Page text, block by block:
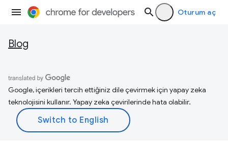
Oturum aç
Blog
Google, içerikleri tercih ettiğiniz dile çevirmek için yapay zeka
teknolojisini kullanır. Yapay zeka çevirilerinde hata olabilir.